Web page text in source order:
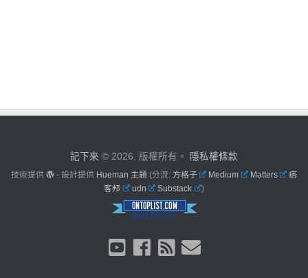
記下來 © 2026. 版權所有。 隱私權條款
技術提供 - 設計提供 Hueman 主題 (分流: 方格子 Medium Matters
痞
客邦
udn Substack )